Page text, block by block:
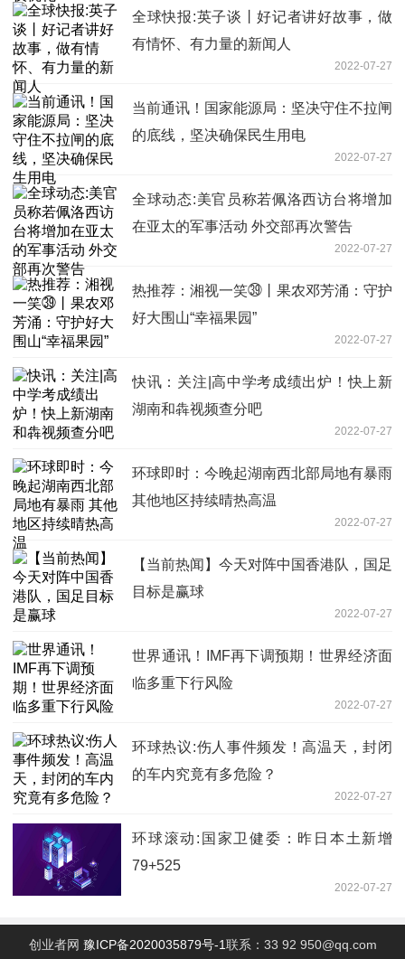
全球快报:英子谈丨好记者讲好故事，做
有情怀、有力量的新闻人
2022-07-27
当前通讯！国家能源局：坚决守住不拉闸
的底线，坚决确保民生用电
2022-07-27
全球动态:美官员称若佩洛西访台将增加
在亚太的军事活动 外交部再次警告
2022-07-27
热推荐：湘视一笑㊴丨果农邓芳涌：守护
好大围山“幸福果园”
2022-07-27
快讯：关注|高中学考成绩出炉！快上新
湖南和犇视频查分吧
2022-07-27
环球即时：今晚起湖南西北部局地有暴雨
其他地区持续晴热高温
2022-07-27
【当前热闻】今天对阵中国香港队，国足
目标是赢球
2022-07-27
世界通讯！IMF再下调预期！世界经济面
临多重下行风险
2022-07-27
环球热议:伤人事件频发！高温天，封闭
的车内究竟有多危险？
2022-07-27
环球滚动:国家卫健委：昨日本土新增
79+525
2022-07-27
创业者网 豫ICP备2020035879号-1联系：33 92 950@qq.com